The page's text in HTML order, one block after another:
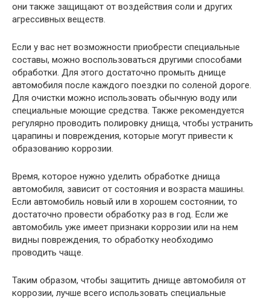
они также защищают от воздействия соли и других
агрессивных веществ.
Если у вас нет возможности приобрести специальные
составы, можно воспользоваться другими способами
обработки. Для этого достаточно промыть днище
автомобиля после каждого поездки по соленой дороге.
Для очистки можно использовать обычную воду или
специальные моющие средства. Также рекомендуется
регулярно проводить полировку днища, чтобы устранить
царапины и повреждения, которые могут привести к
образованию коррозии.
Время, которое нужно уделить обработке днища
автомобиля, зависит от состояния и возраста машины.
Если автомобиль новый или в хорошем состоянии, то
достаточно провести обработку раз в год. Если же
автомобиль уже имеет признаки коррозии или на нем
видны повреждения, то обработку необходимо
проводить чаще.
Таким образом, чтобы защитить днище автомобиля от
коррозии, лучше всего использовать специальные